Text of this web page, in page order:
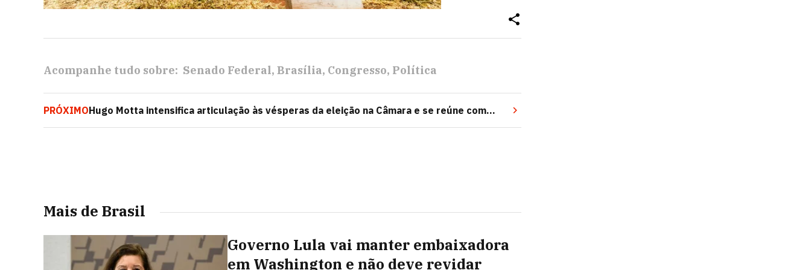
Acompanhe tudo sobre: Senado Federal Brasília Congresso Política
PRÓXIMOHugo Motta intensifica articulação às vésperas da eleição na Câmara e se reúne com
Tarcísio e Castro
Mais de Brasil
Governo Lula vai manter embaixadora
em Washington e não deve revidar